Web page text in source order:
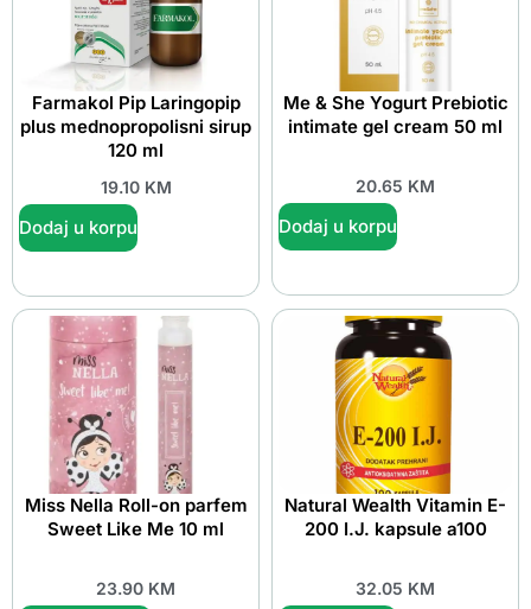
Farmakol Pip Laringopip
plus mednopropolisni sirup
120 ml
19.10 KM
Dodaj u korpu
Me & She Yogurt Prebiotic
intimate gel cream 50 ml
20.65 KM
Dodaj u korpu
Miss Nella Roll-on parfem
Sweet Like Me 10 ml
23.90 KM
Natural Wealth Vitamin E-
200 I.J. kapsule a100
32.05 KM